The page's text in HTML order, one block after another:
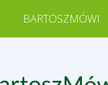
BARTOSZMÓWI